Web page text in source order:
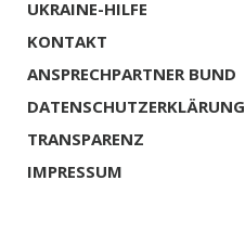
UKRAINE-HILFE
KONTAKT
ANSPRECHPARTNER BUND
DATENSCHUTZERKLÄRUNG
TRANSPARENZ
IMPRESSUM